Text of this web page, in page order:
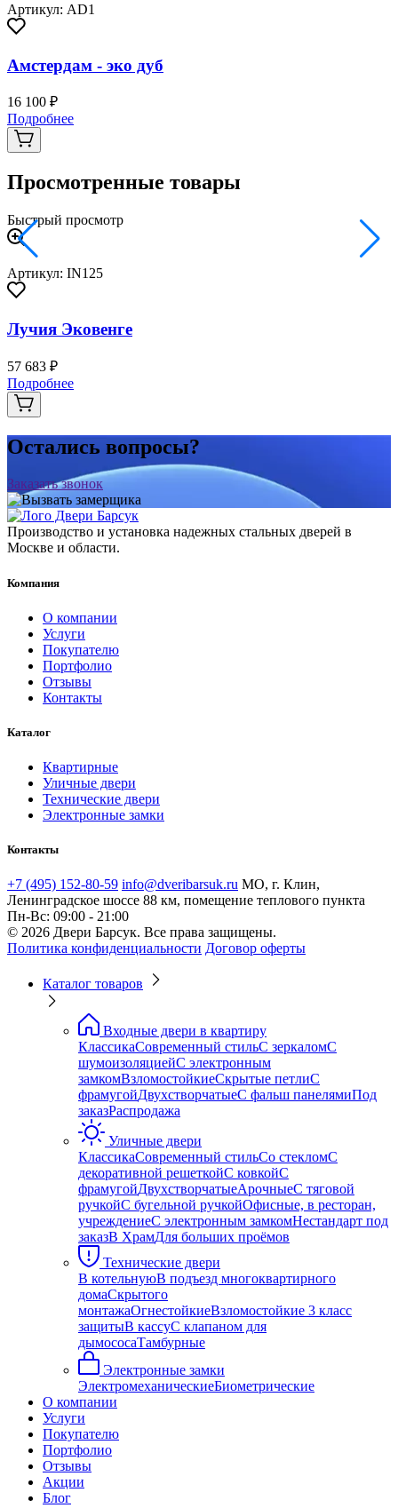
Артикул: AD1
Амстердам - эко дуб
16 100 ₽
Подробнее
Просмотренные товары
Быстрый просмотр
Артикул: IN125
Лучия Эковенге
57 683 ₽
Подробнее
Остались вопросы?
Заказать звонок
Производство и установка надежных стальных дверей в
Москве и области.
Компания
О компании
Услуги
Покупателю
Портфолио
Отзывы
Контакты
Каталог
Квартирные
Уличные двери
Технические двери
Электронные замки
Контакты
+7 (495) 152-80-59 info@dveribarsuk.ru МО, г. Клин,
Ленинградское шоссе 88 км, помещение теплового пункта
Пн-Вс: 09:00 - 21:00
© 2026 Двери Барсук. Все права защищены.
Политика конфиденциальности Договор оферты
Каталог товаров
Входные двери в квартиру
КлассикаСовременный стильС зеркаломС
шумоизоляциейС электронным
замкомВзломостойкиеСкрытые петлиС
фрамугойДвухстворчатыеС фальш панелямиПод
заказРаспродажа
Уличные двери
КлассикаСовременный стильСо стекломС
декоративной решеткойС ковкойС
фрамугойДвухстворчатыеАрочныеС тяговой
ручкойС бугельной ручкойОфисные, в ресторан,
учреждениеС электронным замкомНестандарт под
заказВ ХрамДля больших проёмов
Технические двери
В котельнуюВ подъезд многоквартирного
домаСкрытого
монтажаОгнестойкиеВзломостойкие 3 класс
защитыВ кассуС клапаном для
дымососаТамбурные
Электронные замки
ЭлектромеханическиеБиометрические
О компании
Услуги
Покупателю
Портфолио
Отзывы
Акции
Блог